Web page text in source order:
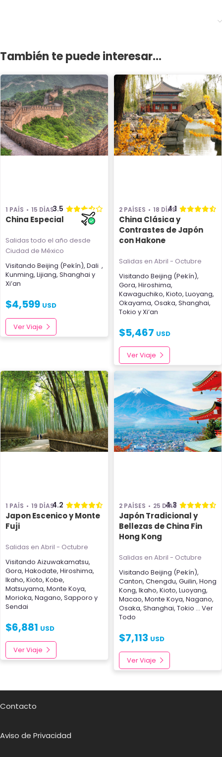
También te puede interesar...
1 PAÍS 15 DÍAS3.5
China Especial
Salidas todo el año desde
Ciudad de México
Visitando Beijing (Pekín), Dali ,
Kunming, Lijiang, Shanghai y
Xi’an
$4,599 USD
Ver Viaje
2 PAÍSES 18 DÍAS
4.1
China Clásica y
Contrastes de Japón
con Hakone
Salidas en Abril - Octubre
Visitando Beijing (Pekín),
Gora, Hiroshima,
Kawaguchiko, Kioto, Luoyang,
Okayama, Osaka, Shanghai,
Tokio yXi’an
$5,467 USD
Ver Viaje
1 PAÍS 19 DÍAS4.2
Japon Escenico y Monte
Fuji
Salidas en Abril - Octubre
Visitando Aizuwakamatsu,
Gora, Hakodate, Hiroshima,
Ikaho, Kioto, Kobe,
Matsuyama, Monte Koya,
Morioka, Nagano, Sapporo y
Sendai
$6,881 USD
Ver Viaje
2 PAÍSES 25 DÍAS
4.3
Japón Tradicional y
Bellezas de China Fin
Hong Kong
Salidas en Abril - Octubre
Visitando Beijing (Pekín),
Canton, Chengdu, Guilin, Hong
Kong, Ikaho, Kioto, Luoyang,
Macao, Monte Koya, Nagano,
Osaka, Shanghai, Tokio ... Ver
Todo
$7,113 USD
Ver Viaje
Contacto
Aviso de Privacidad